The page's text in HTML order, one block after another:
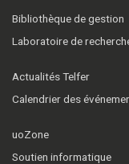
Bibliothèque de gestion
Laboratoire de
Actualités Telfer
Calendrier des
uoZone
Soutien informatique